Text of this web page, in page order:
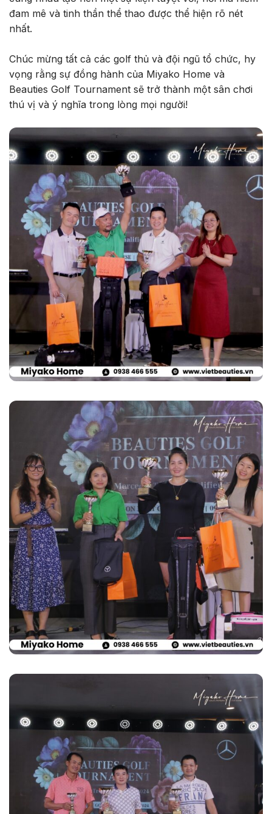
đam mê và tinh thần thể thao được thể hiện rõ nét
nhất.
Chúc mừng tất cả các golf thủ và đội ngũ tổ chức, hy
vọng rằng sự đồng hành của Miyako Home và
Beauties Golf Tournament sẽ trở thành một sân chơi
thú vị và ý nghĩa trong lòng mọi người!